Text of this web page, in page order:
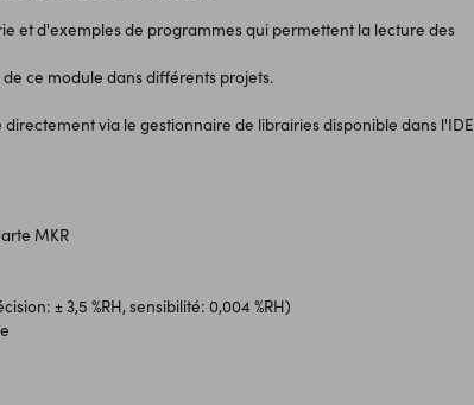
et d'exemples de programmes qui permettent la lecture des
ce module dans différents projets.
directement via le gestionnaire de librairies disponible dans l'IDE
MKR
± 3,5 %RH, sensibilité: 0,004 %RH)